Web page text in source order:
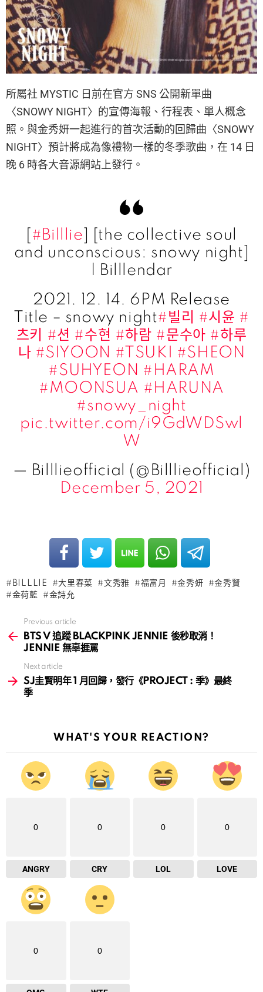
所屬社 MYSTIC 日前在官方 SNS 公開新單曲
〈SNOWY NIGHT〉的宣傳海報、行程表、單人概念
照。與金秀妍一起進行的首次活動的回歸曲〈SNOWY
NIGHT〉預計將成為像禮物一樣的冬季歌曲，在 14 日
晚 6 時各大音源網站上發行。
#Billlie ] [the collective soul
and unconscious: snowy night]
| Billlendar
2021. 12. 14. 6PM Release
Title – snowy night#빌리 #시윤 #
츠키
#션 #수현 #하람 #문수아 #하루
나 #SIYOON #TSUKI
#SHEON
#SUHYEON #HARAM
#MOONSUA #HARUNA
#snowy_night
pic.twitter.com/i9GdWDSwl
W
— Billlieofficial (@Billlieofficial)
December 5, 2021
BILLLIE 大里春菜 文秀雅 福富月 金秀妍
金秀賢
金荷藍
金詩允
more
Previous article
BTS V 追蹤 BLACKPINK JENNIE 後秒取消！
JENNIE 無辜捱罵
Next article
SJ圭賢明年 1 月回歸，發行《PROJECT : 季》最終
季
WHAT'S YOUR REACTION?
0
ANGRY
0
CRY
0
LOL
0
LOVE
0 0